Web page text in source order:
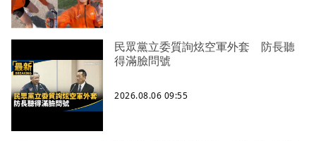
民眾黨立委質詢炫空軍外套 防長聽
得滿臉問號
2026.08.06 09:55